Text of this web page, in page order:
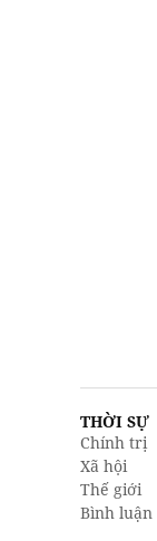
THỜI SỰ
Chính trị
Xã hội
Thế giới
Bình luận